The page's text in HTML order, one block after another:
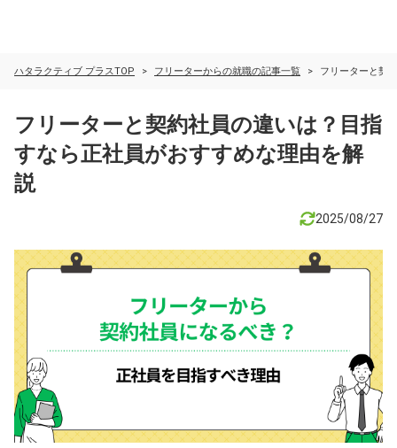
ハタラクティブ プラスTOP フリーターからの就職の記事一覧 フリーターと契
フリーターと契約社員の違いは？目指
すなら正社員がおすすめな理由を解
説
2025/08/27